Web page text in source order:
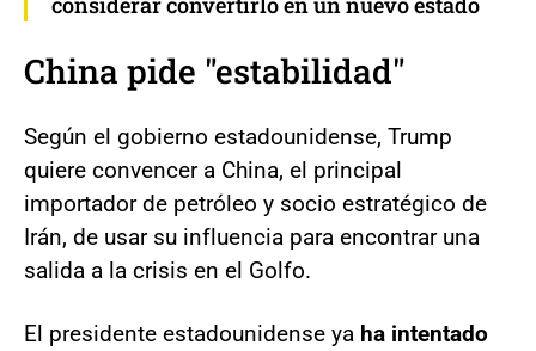
China pide "estabilidad"
Según el gobierno estadounidense, Trump
quiere convencer a China, el principal
importador de petróleo y socio estratégico de
Irán, de usar su influencia para encontrar una
salida a la crisis en el Golfo.
El presidente estadounidense ya ha intentado